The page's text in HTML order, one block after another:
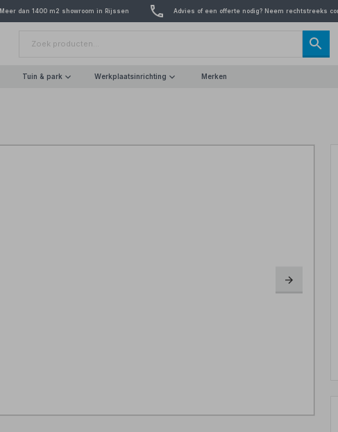
Meer dan 1400 m2 showroom in Rijssen Advies of een offerte nodig? Neem rechtstreeks
Tuin & park Werkplaatsinrichting Merken